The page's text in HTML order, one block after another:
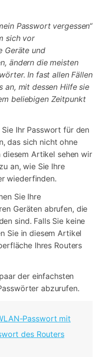
Passwort vergessen“
sich vor
Geräte und
ändern die meisten
In fast allen Fällen
an, mit dessen Hilfe sie
beliebigen Zeitpunkt
Ihr Passwort für den
das sich nicht ohne
diesem Artikel sehen wir
an, wie Sie Ihre
wiederfinden.
Sie Ihre
Geräten abrufen, die
sind. Falls Sie keine
Sie in diesem Artikel
Ihres Routers
der einfachsten
abzurufen.
Passwort mit
des Routers